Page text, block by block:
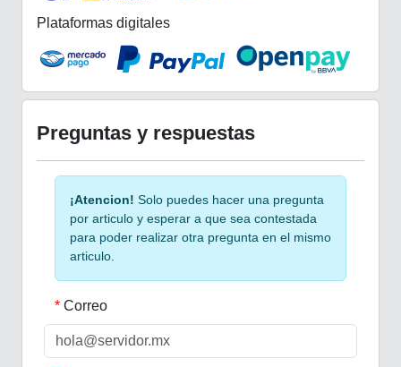
Plataformas digitales
Preguntas y respuestas
¡Atencion! Solo puedes hacer una pregunta
por articulo y esperar a que sea contestada
para poder realizar otra pregunta en el mismo
articulo.
Correo